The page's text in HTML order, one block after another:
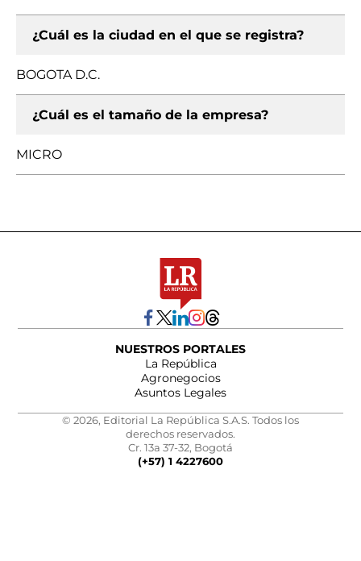
¿Cuál es la ciudad en el que se registra?
BOGOTA D.C.
¿Cuál es el tamaño de la empresa?
MICRO
NUESTROS PORTALES
La República
Agronegocios
Asuntos Legales
© 2026, Editorial La República S.A.S. Todos los
derechos reservados.
Cr. 13a 37-32, Bogotá
(+57) 1 4227600